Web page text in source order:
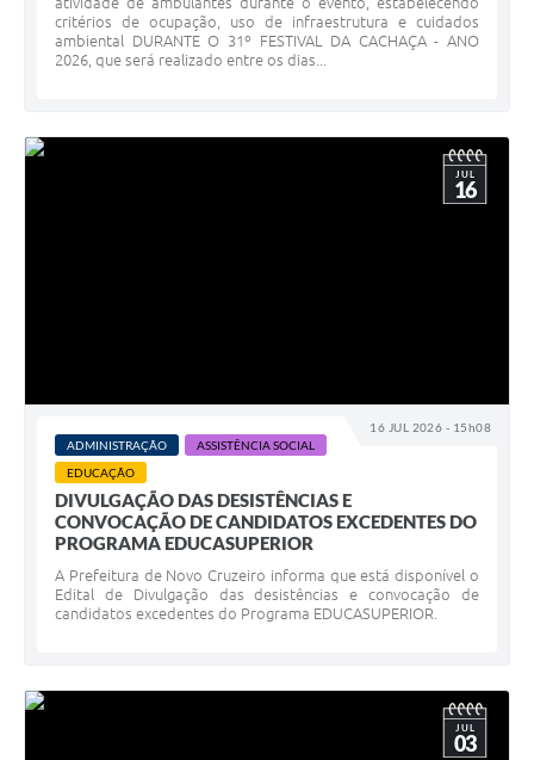
critérios de ocupação, uso de infraestrutura e cuidados
ambiental DURANTE O 31º FESTIVAL DA CACHAÇA - ANO
2026, que será realizado entre os dias...
16 JUL 2026 - 15h08
JUL
16
ADMINISTRAÇÃO
ASSISTÊNCIA SOCIAL
EDUCAÇÃO
DIVULGAÇÃO DAS DESISTÊNCIAS E
CONVOCAÇÃO DE CANDIDATOS EXCEDENTES DO
PROGRAMA EDUCASUPERIOR
A Prefeitura de Novo Cruzeiro informa que está disponível o
Edital de Divulgação das desistências e convocação de
candidatos excedentes do Programa EDUCASUPERIOR.
JUL
03